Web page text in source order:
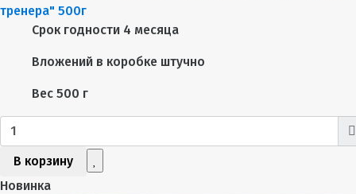
тренера" 500г
Срок годности 4 месяца
Вложений в коробке штучно
Вес 500 г
В корзину
Новинка